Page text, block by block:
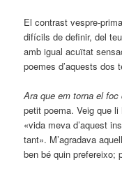
El contrast vespre-
difícils de definir, del
amb igual acuïtat
poemes d’aquests dos
Ara que em torna el
petit poema. Veig que
«vida meva d’aquest
tant». M’agradava
ben bé quin prefereixo;